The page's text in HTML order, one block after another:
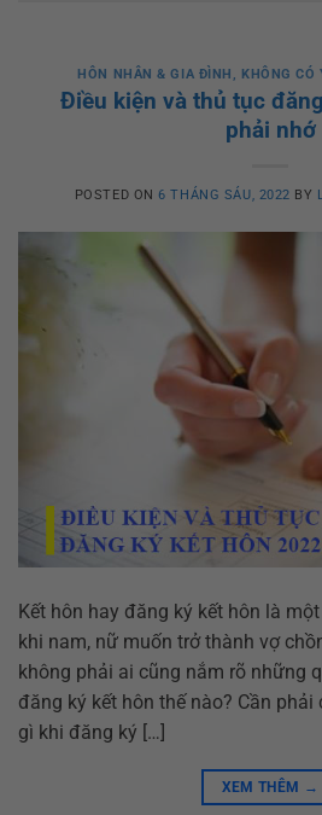
HÔN NHÂN & GIA ĐÌNH , KHÔNG CÓ
Điều kiện và thủ tục
phải nhớ
POSTED ON6 THÁNG SÁU, 2022 BY
Kết hôn hay đăng ký kết hôn là
khi nam, nữ muốn trở thành vợ
không phải ai cũng nắm rõ những
đăng ký kết hôn thế nào? Cần
gì khi đăng ký […]
XEM THÊM →